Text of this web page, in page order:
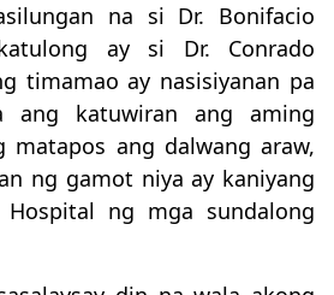
na si Dr. Bonifacio
ay si Dr. Conrado
timamao ay nasisiyanan pa
katuwiran ang aming
matapos ang dalwang araw,
ng gamot niya ay kaniyang
ng mga sundalong